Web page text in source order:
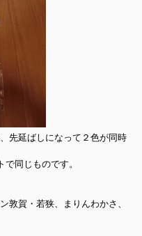
先延ばしになって２色が同時
同じものです。
敦賀・若狭、まりんわかさ、